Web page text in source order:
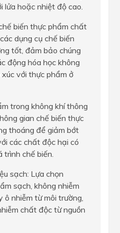
lửa hoặc nhiệt độ cao.
biến thực phẩm chất
dụng cụ chế biến
tốt, đảm bảo chúng
động hóa học không
với thực phẩm ở
trong không khí thông
gian chế biến thực
thoáng để giảm bớt
các chất độc hại có
chế biến.
sạch: Lựa chọn
sạch, không nhiễm
ô nhiễm từ môi trường,
chất độc từ nguồn